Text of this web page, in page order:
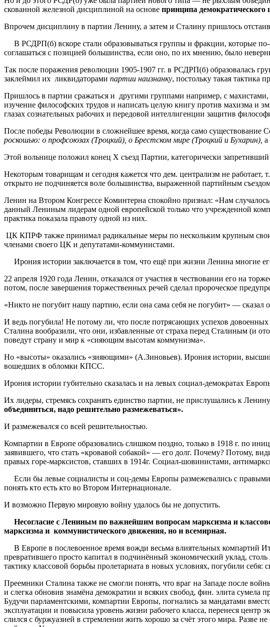
скованной железной дисциплиной на основе принципа демократического
Впрочем дисциплину в партии Ленину, а затем и Сталину пришлось
В РСДРП(б) вскоре стали образовываться группы и фракции, которые по-
соглашаться с позицией большинства, если оно, по их мнению, было
Так после поражения революции 1905-1907 гг. в РСДРП(б) образовалась
заклеймил их ликвидаторами партии наизнанку, постольку такая тактика
Пришлось в партии сражаться и другими группами например, с
изучение философских трудов и написать целую книгу против махизма и
глазах сознательных рабочих и передовой интеллигенции защитив
После победы Революции в сложнейшее время, когда само существование
роскошью: о профсоюзах (Троцкий), о Брестском мире (Троцкий и Бухарин), а
Этой вольнице положил конец Х съезд Партии, категорически
Некоторым товарищам и сегодня кажется что дем. централизм не
открыто не подчиняется воле большинства, выраженной партийным
Ленин на Втором Конгрессе Коминтерна спокойно признал: «Нам
данный Лениным лидерам одной европейской только что учрежденной
практика показала правоту одной из них.
ЦК КПРФ также принимал радикальные меры по нескольким крупным
членами своего ЦК и депутатами-коммунистами.
Ирония истории заключается в том, что ещё при жизни Ленина многие
22 апреля 1920 года Ленин, отказался от участия в чествовании его на
потом, после завершения торжественных речей сделал пророческое
«Никто не погубит нашу партию, если она сама себя не погубит» — сказал
И ведь погубила! Не потому ли, что после потрясающих успехов
Сталина вообразили, что они, избавленные от страха перед Сталиным (и
поведут страну и мир к «сияющим высотам коммунизма».
Но «высоты» оказались «зияющими» (А.Зиновьев). Ирония истории,
вошедших в обломки КПСС.
Ирония истории губительно сказалась и на левых социал-демократах
Их лидеры, стремясь сохранять единство партии, не прислушались к
объединиться, надо решительно размежеваться».
И размежевался со всей решительностью.
Компартии в Европе образовались слишком поздно, только в 1918 г. по
заявившего, что стать «кровавой собакой» — его долг. Почему? Потому,
правых горе-марксистов, ставших в 1914г. Социал-шовинистами,
Если бы левые социалисты и соц-демы Европы размежевались с
понять кто есть кто во Втором Интернационале.
И возможно Первую мировую войну удалось бы не допустить.
Несогласие с Лениным по важнейшим вопросам марксизма и
марксизма и коммунистического движения, но и всемирная.
В Европе в послевоенное время вожди весьма влиятельных компартий
превратившего просто капитал в подчинённый экономический уклад,
тактику классовой борьбы пролетариата в новых условиях, погубили себя:
Преемники Сталина также не смогли понять, что враг на Западе после
и слегка обновив знамёна демократии и всяких свобод, фин. элита сумела
Будучи парламентскими, компартии Европы, погнались за мандатами
эксплуатации и повысила уровень жизни рабочего класса, перенеся центр
слился с буржуазией в стремлении жить хорошо за счёт этого мира. Разве